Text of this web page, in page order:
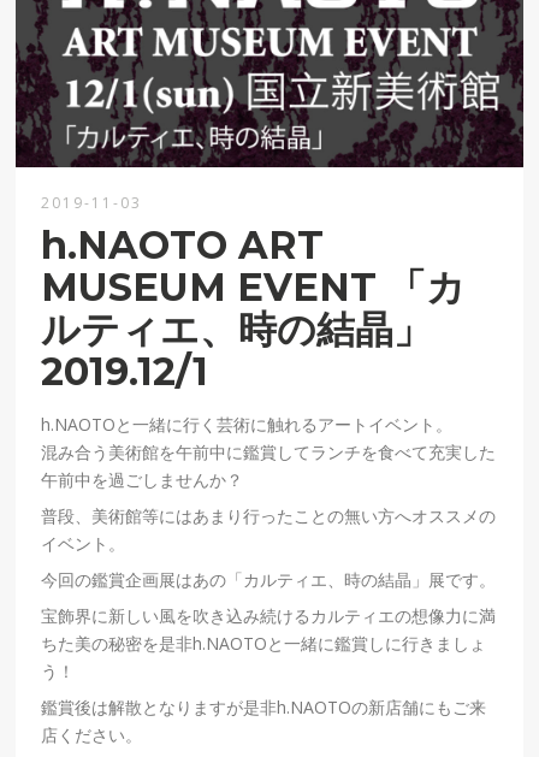
2019-11-03
h.NAOTO ART
MUSEUM EVENT 「カ
ルティエ、時の結晶」
2019.12/1
h.NAOTOと一緒に行く芸術に触れるアートイベント。
混み合う美術館を午前中に鑑賞してランチを食べて充実した
午前中を過ごしませんか？
普段、美術館等にはあまり行ったことの無い方へオススメの
イベント。
今回の鑑賞企画展はあの「カルティエ、時の結晶」展です。
宝飾界に新しい風を吹き込み続けるカルティエの想像力に満
ちた美の秘密を是非h.NAOTOと一緒に鑑賞しに行きましょ
う！
鑑賞後は解散となりますが是非h.NAOTOの新店舗にもご来
店ください。